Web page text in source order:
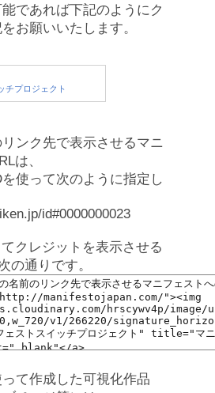
であれば下記のようにク
お願いいたします。
ンク先で表示させるマニ
は、
使って次のように指定し
id#0000000023
クレジットを表示させる
の通りです。
て作成した可視化作品